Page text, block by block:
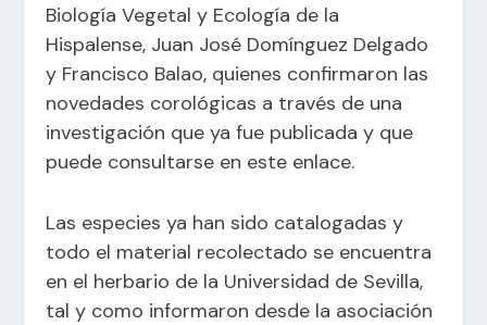
Biología Vegetal y Ecología de la
Hispalense, Juan José Domínguez Delgado
y Francisco Balao, quienes confirmaron las
novedades corológicas a través de una
investigación que ya fue publicada y que
puede consultarse en este enlace.
Las especies ya han sido catalogadas y
todo el material recolectado se encuentra
en el herbario de la Universidad de Sevilla,
tal y como informaron desde la asociación